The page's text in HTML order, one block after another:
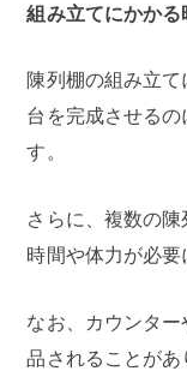
組み立てにかかる
陳列棚の組み立
台を完成させる
す。
さらに、複数の
時間や体力が必要
なお、カウンタ
品されることがあ